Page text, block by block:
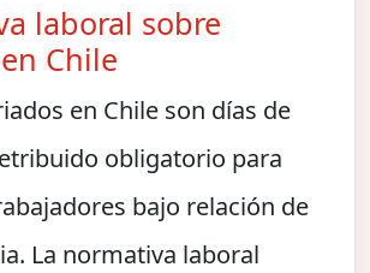
laboral sobre
Chile
en Chile son días de
obligatorio para
bajo relación de
La normativa laboral